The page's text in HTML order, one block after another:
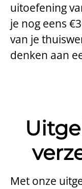
uitoefening
je nog eens
van je
denken aan
Met onze